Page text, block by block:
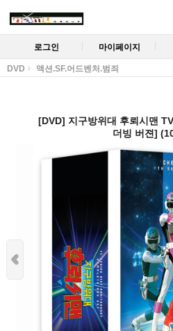
로그인 마이페이지
DVD 액션.SF.어드벤처.범죄
[DVD] 지구방위대 후뢰시맨
더빙 버젼]